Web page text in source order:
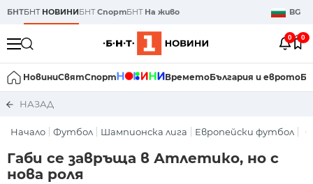
БНТБНТ НОВИНИБНТСпортБНТ На живо BG
0 0
НовиниСвятСпорт ВреметоБългария и еврото
НАЗАД
Начало Футбол Шампионска лига Европейски футбол
Габи се завръща в Атлетико, но с
нова роля